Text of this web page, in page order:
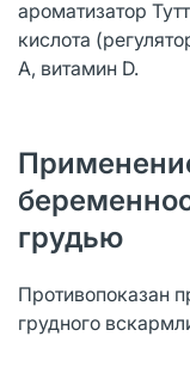
ароматизатор
кислота
А, витамин D.
грудью
Противопоказан
грудного